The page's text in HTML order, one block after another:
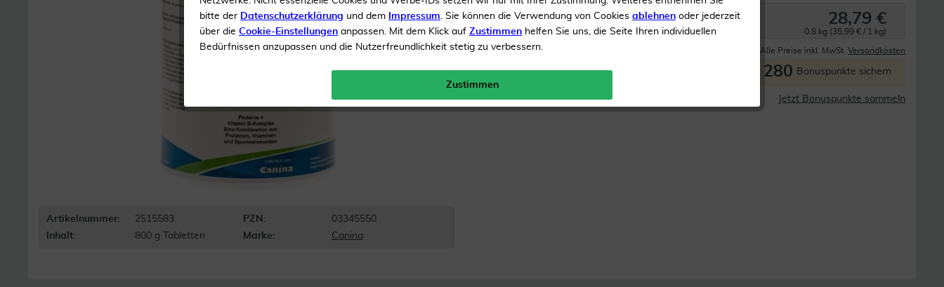
Artikelnummer: 2515583 PZN:
03345550
Inhalt:
800 g Tabletten Marke: Canina
Inhalt800 g Tabletten 28,79 €
0.8 kg (35,99 € / 1 kg)
Versandkostenfrei Alle Preise inkl. MwSt. Versandkosten
280 Bonuspunkte sichern
Jetzt Bonuspunkte sammeln
bitte der Datenschutzerklärung und dem Impressum. Sie können die Verwendung von Cookies ablehnen oder jederzeit
über die Cookie-Einstellungen anpassen. Mit dem Klick auf Zustimmen helfen Sie uns, die Seite Ihren individuellen
Bedürfnissen anzupassen und die Nutzerfreundlichkeit stetig zu verbessern.
Zustimmen